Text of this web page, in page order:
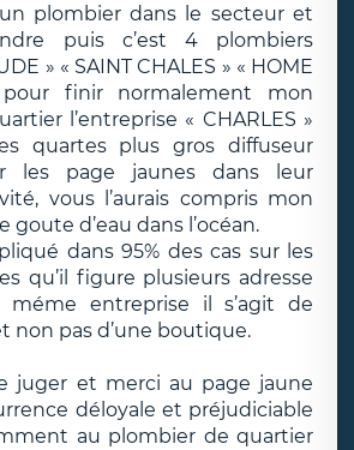
plombier dans le secteur et
puis c’est 4 plombiers
» « SAINT CHALES » « HOME
pour finir normalement mon
l’entreprise « CHARLES »
quartes plus gros diffuseur
les page jaunes dans leur
vous l’aurais compris mon
d’eau dans l’océan.
dans 95% des cas sur les
qu’il figure plusieurs adresse
méme entreprise il s’agit de
non pas d’une boutique.
juger et merci au page jaune
déloyale et préjudiciable
au plombier de quartier